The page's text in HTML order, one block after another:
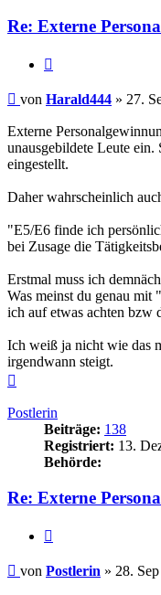
Re: Externe
Beitrag
von Harald444 » 27.
Externe
unausgebildete Leute
eingestellt.
Daher wahrscheinlich
"E5/E6 finde ich
bei Zusage die
Erstmal muss ich
Was meinst du genau mit
ich auf etwas achten bzw
Ich weiß ja nicht wie das
irgendwann steigt.
Postlerin
Beiträge: 138
Registriert: 13.
Behörde:
Re: Externe
Beitrag
von Postlerin » 28.